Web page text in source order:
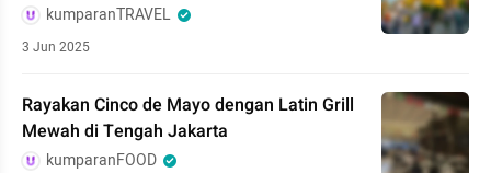
kumparanTRAVEL
3 Jun 2025
Rayakan Cinco de Mayo dengan Latin Grill
Mewah di Tengah Jakarta
kumparanFOOD